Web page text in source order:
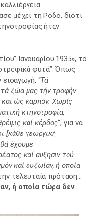
μέχρι τη Ρόδο, διότι
ήταν
Ιανουαρίου 1935», το
φυτά”. Όπως
εισαγωγή, “Τά
ζώα μας τήν τροφήν
ώς καρπόν. Χωρίς
κτηνοτροφία,
καί κέρδος“, για να
[κάθε γεωργική
έχουμε
καί αύξησιν τού
καί ευζωίαν, ή οποία
τελευταία πρόταση…
ή οποία τώρα δέν